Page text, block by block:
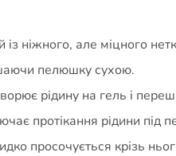
ніжного, але міцного
пелюшку сухою.
рідину на гель і
протікання рідини під
просочується крізь